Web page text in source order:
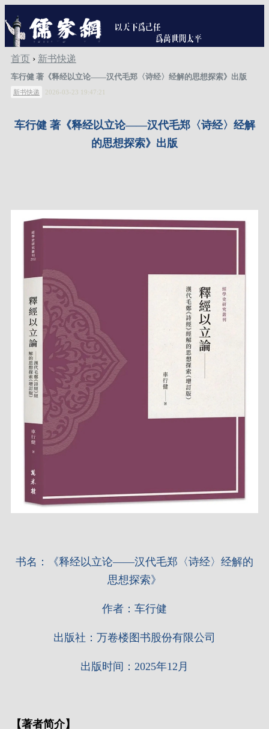
首页 › 新书快递
车行健 著《释经以立论——汉代毛郑〈诗经〉经解的思想探索》出版
新书快递 2026-03-23 19:47:21
车行健 著《释经以立论——汉代毛郑〈诗经〉经解
的思想探索》出版
书名：《释经以立论——汉代毛郑〈诗经〉经解的
思想探索》
作者： 车行健
出版社： 万卷楼图书股份有限公司
出版时间： 2025年12月
【著者简介】